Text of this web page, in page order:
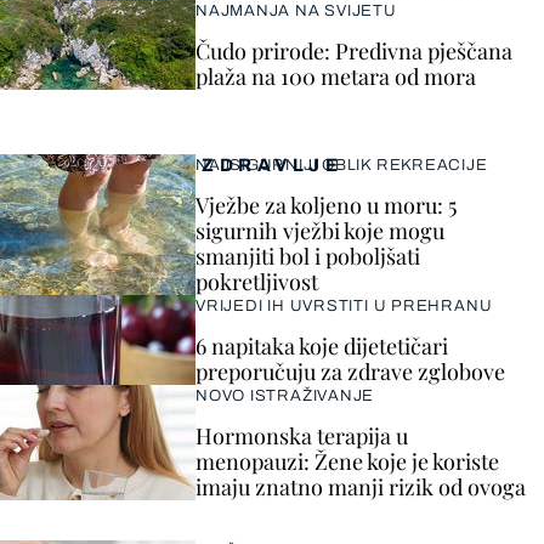
ZDRAVLJE
NAJSIGURNIJI OBLIK REKREACIJE
Vježbe za koljeno u moru: 5
sigurnih vježbi koje mogu
smanjiti bol i poboljšati
pokretljivost
VRIJEDI IH UVRSTITI U PREHRANU
6 napitaka koje dijetetičari
preporučuju za zdrave zglobove
NOVO ISTRAŽIVANJE
Hormonska terapija u
menopauzi: Žene koje je koriste
imaju znatno manji rizik od ovoga
NAJMANJA NA SVIJETU
Čudo prirode: Predivna pješčana
plaža na 100 metara od mora